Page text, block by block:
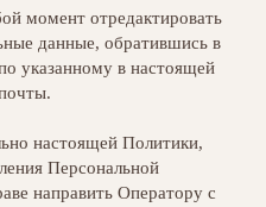
момент отредактировать
данные, обратившись в
указанному в настоящей
настоящей Политики,
Персональной
направить Оператору с